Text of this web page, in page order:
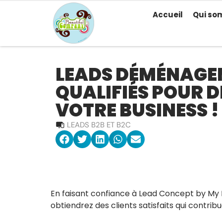
Accueil Qui
LEADS
QUALIFIÉS POUR
VOTRE BUSINESS !
LEADS B2B ET B2C
En faisant confiance à Lead Concept by
obtiendrez des clients satisfaits qui